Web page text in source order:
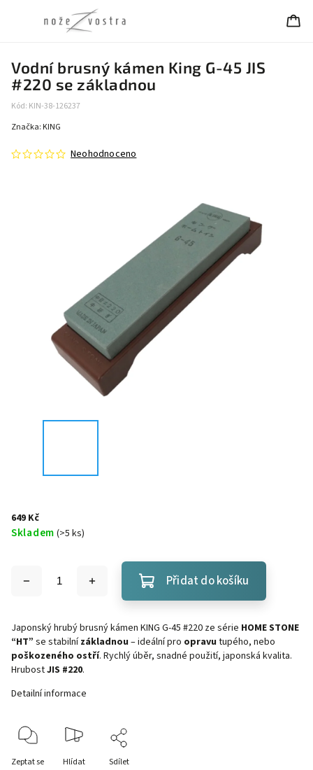
Vodní brusný kámen King G-45 JIS
#220 se základnou
Kód: KIN-38-126237
Neohodnoceno
Značka: KING
649 Kč
Skladem (>5 ks)
Přidat do košíku
Japonský hrubý brusný kámen KING G-45 #220 ze série HOME STONE
“HT” se stabilnízákladnou – ideální pro opravu tupého, nebo
poškozeného ostří. Rychlý úběr, snadné použití, japonská kvalita.
HrubostJIS #220.
Detailní informace
Zeptat se Hlídat Sdílet